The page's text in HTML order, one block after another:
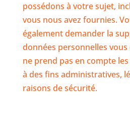
possédons à votre sujet,
vous nous avez fournies.
également demander la
données personnelles vous
ne prend pas en compte
à des fins administratives,
raisons de sécurité.